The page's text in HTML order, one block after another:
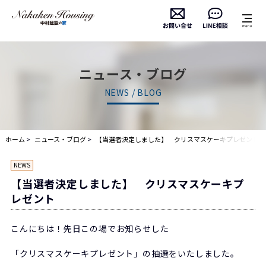
ニュース・ブログ
NEWS / BLOG
ホーム ニュース・ブログ 【当選者決定しました】 クリスマスケーキプレゼント
NEWS
【当選者決定しました】 クリスマスケーキプ
レゼント
こんにちは！先日この場でお知らせした
「クリスマスケーキプレゼント」の抽選をいたしました。